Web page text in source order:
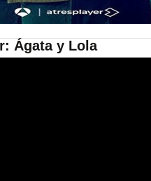
Ágata y Lola